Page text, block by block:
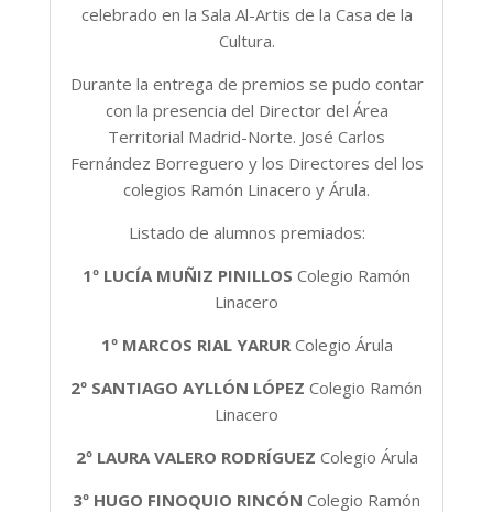
celebrado en la Sala Al-Artis de la Casa de la
Cultura.
Durante la entrega de premios se pudo contar
con la presencia del Director del Área
Territorial Madrid-Norte. José Carlos
Fernández Borreguero y los Directores del los
colegios Ramón Linacero y Árula.
Listado de alumnos premiados:
1º LUCÍA MUÑIZ PINILLOS Colegio Ramón
Linacero
1º MARCOS RIAL YARURColegio Árula
2º SANTIAGO AYLLÓN LÓPEZ Colegio Ramón
Linacero
2ºLAURA VALERO RODRÍGUEZ Colegio Árula
3º HUGO FINOQUIO RINCÓN Colegio Ramón